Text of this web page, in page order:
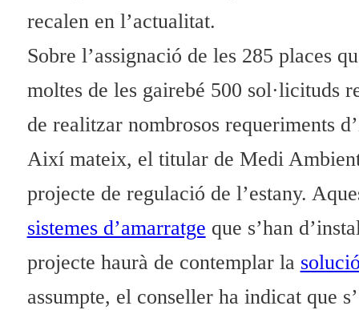
recalen en l’actualitat.
Sobre l’assignació de les 285 places
moltes de les gairebé 500 sol·licituds
de realitzar nombrosos requeriments
Així mateix, el titular de Medi
projecte de regulació de l’estany.
sistemes d’amarratge que s’han
projecte haurà de contemplar la
assumpte, el conseller ha indicat que